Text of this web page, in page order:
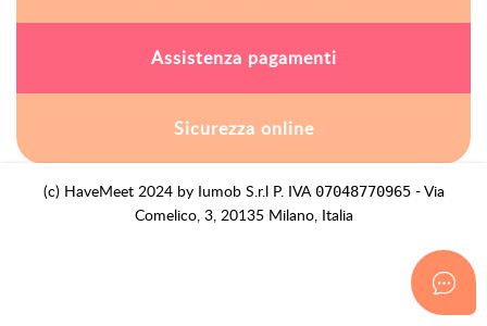
Assistenza pagamenti
Sicurezza online
(c) HaveMeet 2024 by Iumob S.r.l P. IVA 07048770965- Via
Comelico, 3, 20135 Milano, Italia